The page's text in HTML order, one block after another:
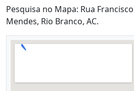
Pesquisa no Mapa: Rua
Mendes, Rio Branco, AC.